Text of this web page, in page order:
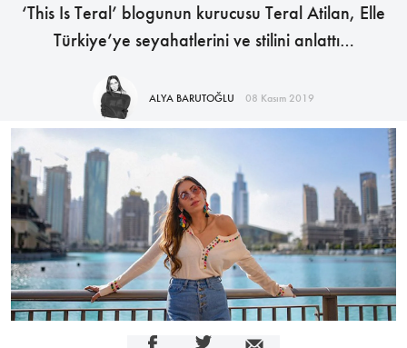
‘This Is Teral’ blogunun kurucusu Teral Atilan, Elle
Türkiye’ye seyahatlerini ve stilini anlattı…
ALYA BARUTOĞLU 08 Kasım 2019